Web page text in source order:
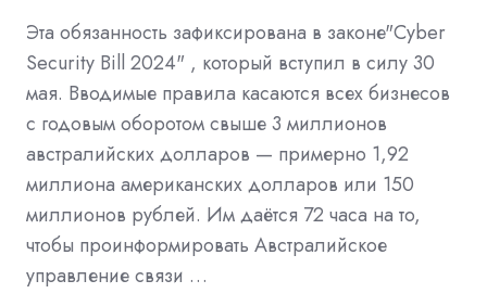
Эта обязанность зафиксирована в законе"Cyber
Security Bill 2024" , который вступил в силу 30
мая. Вводимые правила касаются всех бизнесов
с годовым оборотом свыше 3 миллионов
австралийских долларов — примерно 1,92
миллиона американских долларов или 150
миллионов рублей. Им даётся 72 часа на то,
чтобы проинформировать Австралийское
управление связи …